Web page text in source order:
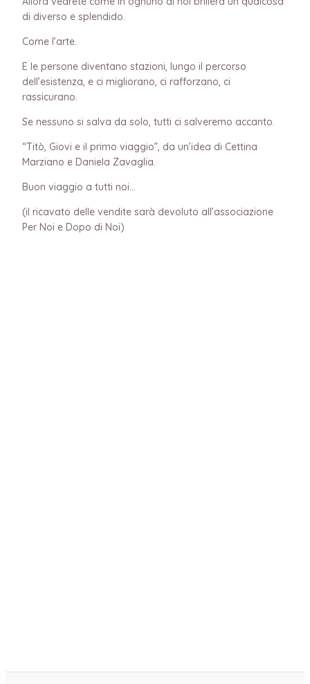
di diverso e splendido.
Come l’arte.
E le persone diventano stazioni, lungo il percorso
dell’esistenza, e ci migliorano, ci rafforzano, ci
rassicurano.
Se nessuno si salva da solo, tutti ci salveremo accanto.
“Titò, Giovi e il primo viaggio”, da un’idea di Cettina
Marziano e Daniela Zavaglia.
Buon viaggio a tutti noi…
(il ricavato delle vendite sarà devoluto all’associazione
Per Noi e Dopo di Noi)